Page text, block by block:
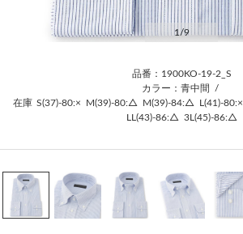
1 /9
品番：1900KO-19-2_S
カラー：青中間
/
在庫 S(37)-80:× M(39)-80:△ M(39)-84:△ L(41)-80:×
LL(43)-86:△ 3L(45)-86:△